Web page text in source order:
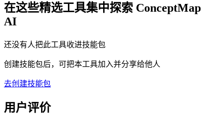
在这些精选工具集中探索 ConceptMap
AI
还没有人把此工具收进技能包
创建技能包后，可把本工具加入并分享给他人
去创建技能包
用户评价